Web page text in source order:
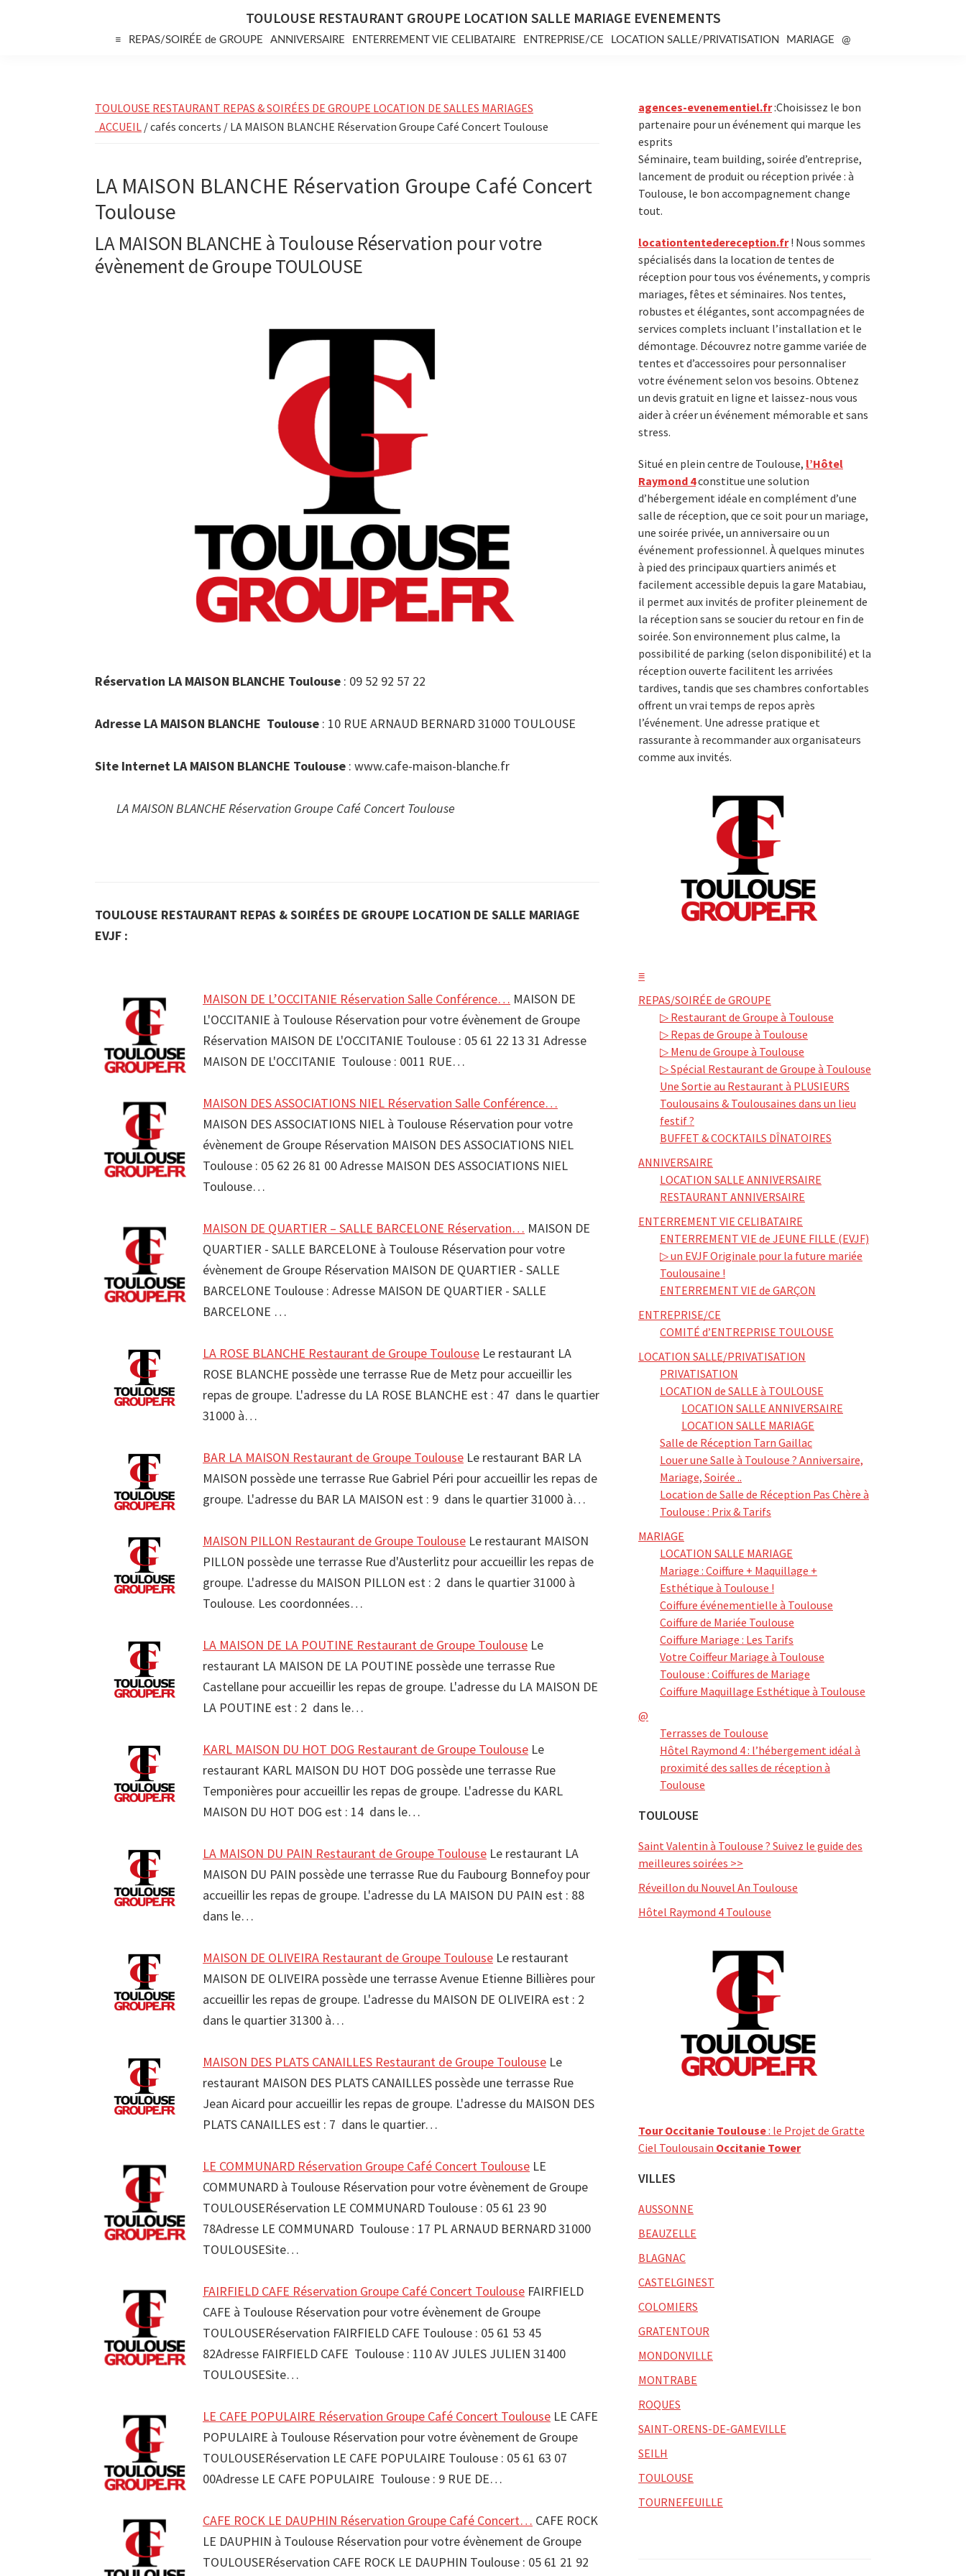
TOULOUSE RESTAURANT GROUPE LOCATION SALLE MARIAGE EVENEMENTS
≡ REPAS/SOIRÉE de GROUPE ANNIVERSAIRE ENTERREMENT VIE CELIBATAIRE ENTREPRISE/CE LOCATION SALLE/PRIVATISATION MARIAGE @
TOULOUSE RESTAURANT REPAS & SOIRÉES DE GROUPE LOCATION DE SALLES MARIAGES
ACCUEIL / cafés concerts / LA MAISON BLANCHE Réservation Groupe Café Concert Toulouse
LA MAISON BLANCHE Réservation Groupe Café Concert
Toulouse
LA MAISON BLANCHE à Toulouse Réservation pour votre
évènement de Groupe TOULOUSE
Réservation LA MAISON BLANCHE Toulouse : 09 52 92 57 22
Adresse LA MAISON BLANCHE Toulouse : 10 RUE ARNAUD BERNARD 31000 TOULOUSE
Site Internet LA MAISON BLANCHE Toulouse : www.cafe-maison-blanche.fr
LA MAISON BLANCHE Réservation Groupe Café Concert Toulouse
TOULOUSE RESTAURANT REPAS & SOIRÉES DE GROUPE LOCATION DE SALLE MARIAGE
EVJF :
MAISON DE L’OCCITANIE Réservation Salle Conférence… MAISON DE
L'OCCITANIE à Toulouse Réservation pour votre évènement de Groupe
Réservation MAISON DE L'OCCITANIE Toulouse : 05 61 22 13 31 Adresse
MAISON DE L'OCCITANIE Toulouse : 0011 RUE…
MAISON DES ASSOCIATIONS NIEL Réservation Salle Conférence…
MAISON DES ASSOCIATIONS NIEL à Toulouse Réservation pour votre
évènement de Groupe Réservation MAISON DES ASSOCIATIONS NIEL
Toulouse : 05 62 26 81 00 Adresse MAISON DES ASSOCIATIONS NIEL
Toulouse…
MAISON DE QUARTIER – SALLE BARCELONE Réservation… MAISON DE
QUARTIER - SALLE BARCELONE à Toulouse Réservation pour votre
évènement de Groupe Réservation MAISON DE QUARTIER - SALLE
BARCELONE Toulouse : Adresse MAISON DE QUARTIER - SALLE
BARCELONE …
LA ROSE BLANCHE Restaurant de Groupe Toulouse Le restaurant LA
ROSE BLANCHE possède une terrasse Rue de Metz pour accueillir les
repas de groupe. L'adresse du LA ROSE BLANCHE est : 47 dans le quartier
31000 à…
BAR LA MAISON Restaurant de Groupe Toulouse Le restaurant BAR LA
MAISON possède une terrasse Rue Gabriel Péri pour accueillir les repas de
groupe. L'adresse du BAR LA MAISON est : 9 dans le quartier 31000 à…
MAISON PILLON Restaurant de Groupe Toulouse Le restaurant MAISON
PILLON possède une terrasse Rue d'Austerlitz pour accueillir les repas de
groupe. L'adresse du MAISON PILLON est : 2 dans le quartier 31000 à
Toulouse. Les coordonnées…
LA MAISON DE LA POUTINE Restaurant de Groupe Toulouse Le
restaurant LA MAISON DE LA POUTINE possède une terrasse Rue
Castellane pour accueillir les repas de groupe. L'adresse du LA MAISON DE
LA POUTINE est : 2 dans le…
KARL MAISON DU HOT DOG Restaurant de Groupe Toulouse Le
restaurant KARL MAISON DU HOT DOG possède une terrasse Rue
Temponières pour accueillir les repas de groupe. L'adresse du KARL
MAISON DU HOT DOG est : 14 dans le…
LA MAISON DU PAIN Restaurant de Groupe Toulouse Le restaurant LA
MAISON DU PAIN possède une terrasse Rue du Faubourg Bonnefoy pour
accueillir les repas de groupe. L'adresse du LA MAISON DU PAIN est : 88
dans le…
MAISON DE OLIVEIRA Restaurant de Groupe Toulouse Le restaurant
MAISON DE OLIVEIRA possède une terrasse Avenue Etienne Billières pour
accueillir les repas de groupe. L'adresse du MAISON DE OLIVEIRA est : 2
dans le quartier 31300 à…
MAISON DES PLATS CANAILLES Restaurant de Groupe Toulouse Le
restaurant MAISON DES PLATS CANAILLES possède une terrasse Rue
Jean Aicard pour accueillir les repas de groupe. L'adresse du MAISON DES
PLATS CANAILLES est : 7 dans le quartier…
LE COMMUNARD Réservation Groupe Café Concert Toulouse LE
COMMUNARD à Toulouse Réservation pour votre évènement de Groupe
TOULOUSERéservation LE COMMUNARD Toulouse : 05 61 23 90
78Adresse LE COMMUNARD Toulouse : 17 PL ARNAUD BERNARD 31000
TOULOUSESite…
FAIRFIELD CAFE Réservation Groupe Café Concert Toulouse FAIRFIELD
CAFE à Toulouse Réservation pour votre évènement de Groupe
TOULOUSERéservation FAIRFIELD CAFE Toulouse : 05 61 53 45
82Adresse FAIRFIELD CAFE Toulouse : 110 AV JULES JULIEN 31400
TOULOUSESite…
LE CAFE POPULAIRE Réservation Groupe Café Concert Toulouse LE CAFE
POPULAIRE à Toulouse Réservation pour votre évènement de Groupe
TOULOUSERéservation LE CAFE POPULAIRE Toulouse : 05 61 63 07
00Adresse LE CAFE POPULAIRE Toulouse : 9 RUE DE…
CAFE ROCK LE DAUPHIN Réservation Groupe Café Concert… CAFE ROCK
LE DAUPHIN à Toulouse Réservation pour votre évènement de Groupe
TOULOUSERéservation CAFE ROCK LE DAUPHIN Toulouse : 05 61 21 92
Primary
Sidebar
agences-evenementiel.fr:Choisissez le bon
partenaire pour un événement qui marque les
esprits
Séminaire, team building, soirée d’entreprise,
lancement de produit ou réception privée : à
Toulouse, le bon accompagnement change
tout.
locationtentedereception.fr! Nous sommes
spécialisés dans la location de tentes de
réception pour tous vos événements, y compris
mariages, fêtes et séminaires. Nos tentes,
robustes et élégantes, sont accompagnées de
services complets incluant l’installation et le
démontage. Découvrez notre gamme variée de
tentes et d’accessoires pour personnaliser
votre événement selon vos besoins. Obtenez
un devis gratuit en ligne et laissez-nous vous
aider à créer un événement mémorable et sans
stress.
Situé en plein centre de Toulouse, l’Hôtel
Raymond 4constitue une solution
d’hébergement idéale en complément d’une
salle de réception, que ce soit pour un mariage,
une soirée privée, un anniversaire ou un
événement professionnel. À quelques minutes
à pied des principaux quartiers animés et
facilement accessible depuis la gare Matabiau,
il permet aux invités de profiter pleinement de
la réception sans se soucier du retour en fin de
soirée. Son environnement plus calme, la
possibilité de parking (selon disponibilité) et la
réception ouverte facilitent les arrivées
tardives, tandis que ses chambres confortables
offrent un vrai temps de repos après
l’événement. Une adresse pratique et
rassurante à recommander aux organisateurs
comme aux invités.
≡
REPAS/SOIRÉE de GROUPE
▷ Restaurant de Groupe à Toulouse
▷ Repas de Groupe à Toulouse
▷ Menu de Groupe à Toulouse
▷ Spécial Restaurant de Groupe à Toulouse
Une Sortie au Restaurant à PLUSIEURS
Toulousains & Toulousaines dans un lieu
festif ?
BUFFET & COCKTAILS DÎNATOIRES
ANNIVERSAIRE
LOCATION SALLE ANNIVERSAIRE
RESTAURANT ANNIVERSAIRE
ENTERREMENT VIE CELIBATAIRE
ENTERREMENT VIE de JEUNE FILLE (EVJF)
▷ un EVJF Originale pour la future mariée
Toulousaine !
ENTERREMENT VIE de GARÇON
ENTREPRISE/CE
COMITÉ d’ENTREPRISE TOULOUSE
LOCATION SALLE/PRIVATISATION
PRIVATISATION
LOCATION de SALLE à TOULOUSE
LOCATION SALLE ANNIVERSAIRE
LOCATION SALLE MARIAGE
Salle de Réception Tarn Gaillac
Louer une Salle à Toulouse ? Anniversaire,
Mariage, Soirée ..
Location de Salle de Réception Pas Chère à
Toulouse : Prix & Tarifs
MARIAGE
LOCATION SALLE MARIAGE
Mariage : Coiffure + Maquillage +
Esthétique à Toulouse !
Coiffure événementielle à Toulouse
Coiffure de Mariée Toulouse
Coiffure Mariage : Les Tarifs
Votre Coiffeur Mariage à Toulouse
Toulouse : Coiffures de Mariage
Coiffure Maquillage Esthétique à Toulouse
@
Terrasses de Toulouse
Hôtel Raymond 4 : l’hébergement idéal à
proximité des salles de réception à
Toulouse
TOULOUSE
Saint Valentin à Toulouse ? Suivez le guide des
meilleures soirées >>
Réveillon du Nouvel An Toulouse
Hôtel Raymond 4 Toulouse
Tour Occitanie Toulouse: le Projet de Gratte
Ciel Toulousain Occitanie Tower
VILLES
AUSSONNE
BEAUZELLE
BLAGNAC
CASTELGINEST
COLOMIERS
GRATENTOUR
MONDONVILLE
MONTRABE
ROQUES
SAINT-ORENS-DE-GAMEVILLE
SEILH
TOULOUSE
TOURNEFEUILLE